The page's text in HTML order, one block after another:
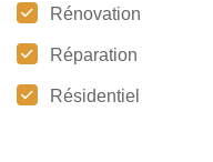
Rénovation
Réparation
Résidentiel